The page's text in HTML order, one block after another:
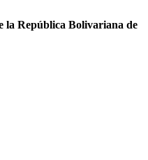
la República Bolivariana de